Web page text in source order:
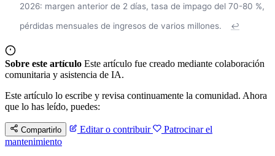
2026: margen anterior de 2 días, tasa de impago del 70-80 %,
pérdidas mensuales de ingresos de varios millones.
↩
Sobre este artículo Este artículo fue creado mediante colaboración
comunitaria y asistencia de IA.
Este artículo lo escribe y revisa continuamente la comunidad. Ahora
que lo has leído, puedes:
Compartirlo Editar o contribuir
Patrocinar el
mantenimiento